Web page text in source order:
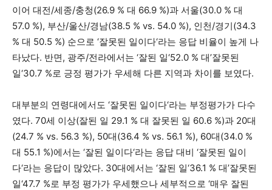
이어 대전 /세종/충청(26.9 % 대 66.9 %)과 서울(30.0 % 대
57.0 %), 부산/울산/경남(38.5 % vs. 54.0 %), 인천 /경기 (34.3
% 대 50.5 %) 순으로 ‘잘못된 일이다‘라는 응답 비율이 높게 나
타났다. 반면 , 광주/전라에서는 ‘잘된 일‘52.0 % 대’잘못된
일‘30.7 %로 긍정 평가가 우세해 다른 지역과 차이를 보였다.
대부분의 연령대에서도 ‘잘못된 일이다‘라는 부정평가가 다수
였다. 70세 이상(잘된 일 29.1 % 대 잘못된 일 60.6 %)과 20대
(24.7 % vs. 56.3 %), 50대 (36.4 % vs. 56.1 %), 60대 (34.0 %
대 55.1 %)에서는 ‘잘된 일이다‘라는 응답 대비 ‘잘못된 일이
다‘라는 응답이 많았다. 30대에서는 ‘잘된 일‘36.1 % 대’잘못된
일‘47.7 %로 부정 평가가 우세했으나 세부적으로 ‘매우 잘된